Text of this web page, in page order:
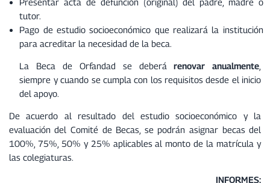
tutor.
Pago de estudio socioeconómico que realizará la institución
para acreditar la necesidad de la beca.
La Beca de Orfandad se deberárenovar anualmente
siempre y cuando se cumpla con los requisitos desde el inicio
del apoyo.
De acuerdo al resultado del estudio socioeconómico y la
evaluación del Comité de Becas, se podrán asignar becas del
100%, 75%, 50% y 25% aplicables al monto de la matrícula y
las colegiaturas.
INFORMES: